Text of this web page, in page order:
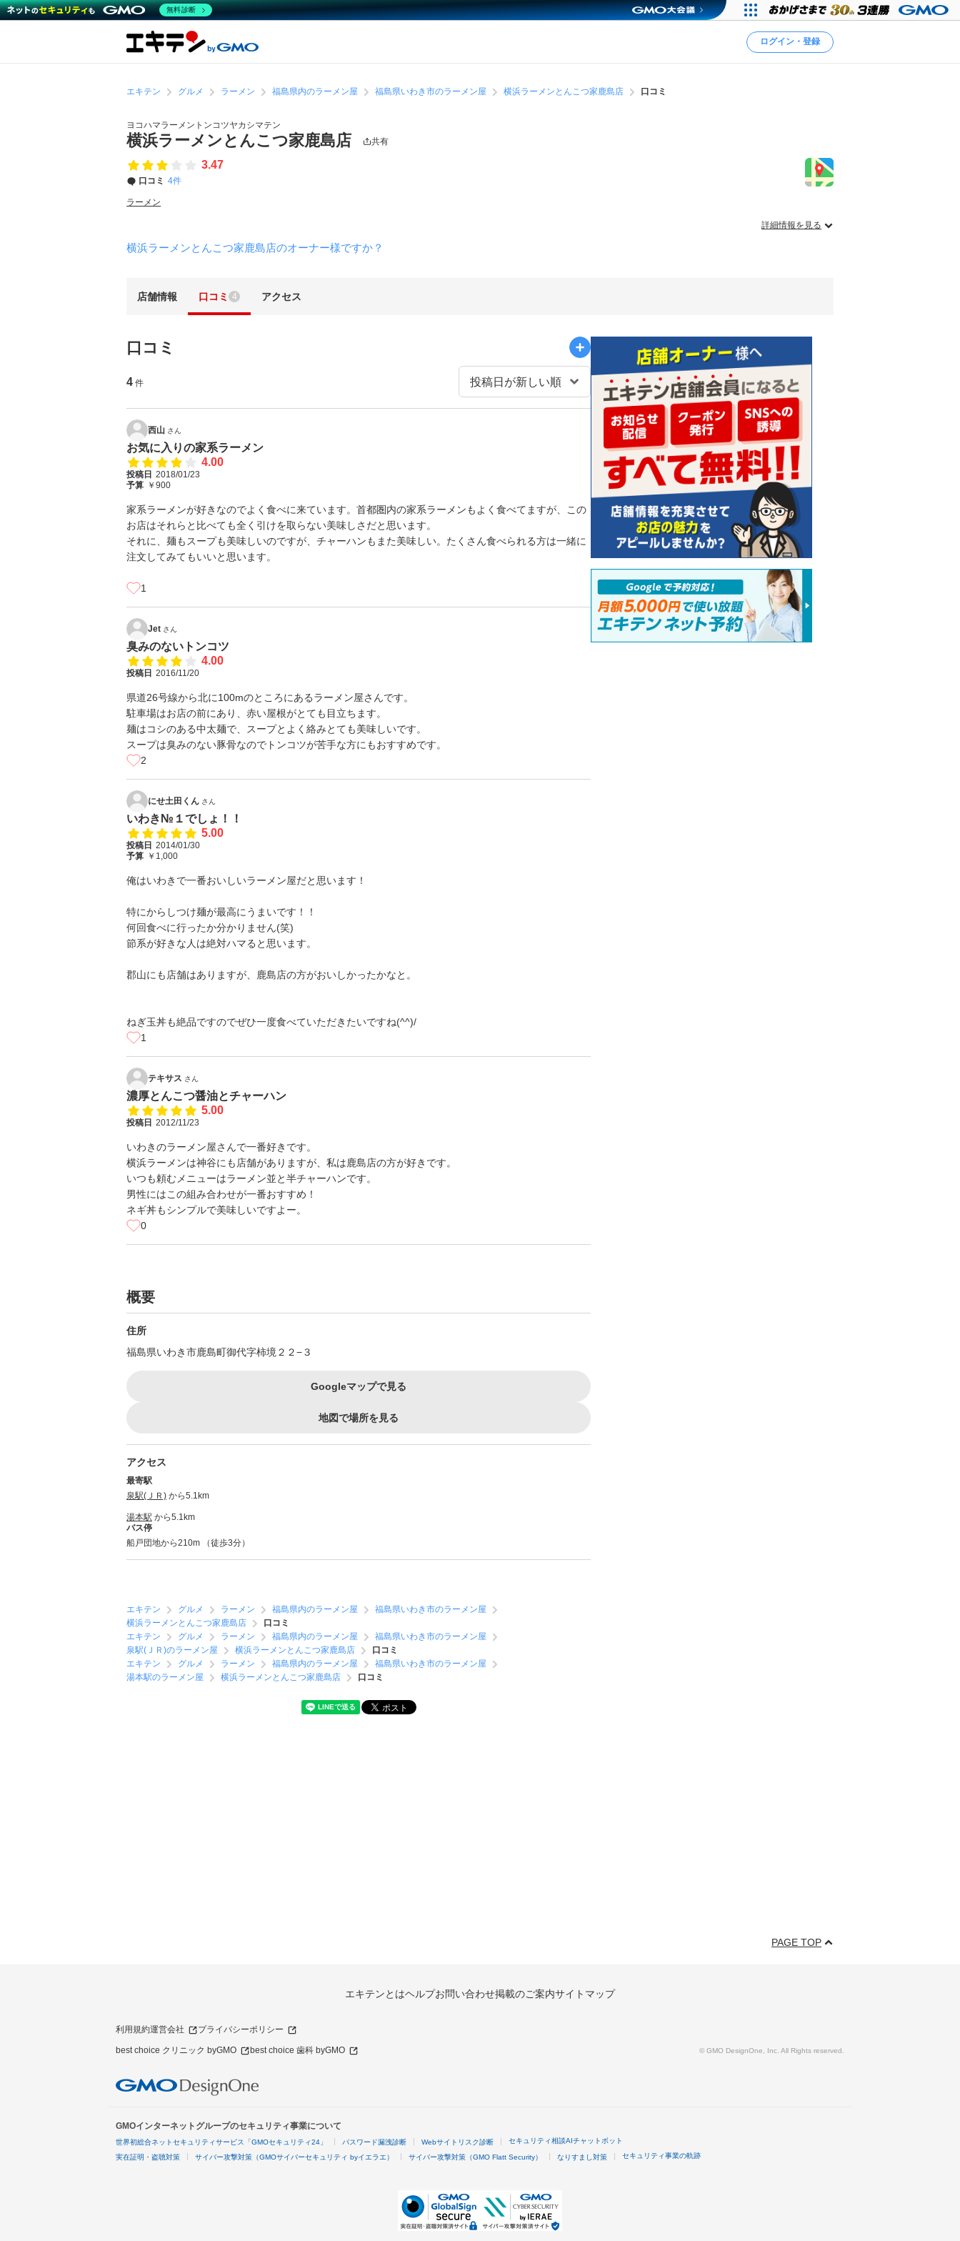
ログイン・登録
エキテン グルメ ラーメン 福島県内のラーメン屋 福島県いわき市のラーメン屋 横浜ラーメンとんこつ家鹿島店 口コミ
ヨコハマラーメントンコツヤカシマテン
横浜ラーメンとんこつ家鹿島店 共有
3.47
口コミ 4件
ラーメン
詳細情報を見る
横浜ラーメンとんこつ家鹿島店のオーナー様ですか？
店舗情報 口コミ 4 アクセス
口コミ
4 件
西山 さん
お気に入りの家系ラーメン
4.00
投稿日 2018/01/23
予算 ￥900
家系ラーメンが好きなのでよく食べに来ています。首都圏内の家系ラーメンもよく食べてますが、この
お店はそれらと比べても全く引けを取らない美味しさだと思います。
それに、麺もスープも美味しいのですが、チャーハンもまた美味しい。たくさん食べられる方は一緒に
注文してみてもいいと思います。
1
Jet さん
臭みのないトンコツ
4.00
投稿日 2016/11/20
県道26号線から北に100mのところにあるラーメン屋さんです。
駐車場はお店の前にあり、赤い屋根がとても目立ちます。
麺はコシのある中太麺で、スープとよく絡みとても美味しいです。
スープは臭みのない豚骨なのでトンコツが苦手な方にもおすすめです。
2
にせ土田くん さん
いわき№１でしょ！！
5.00
投稿日 2014/01/30
予算 ￥1,000
俺はいわきで一番おいしいラーメン屋だと思います！
特にからしつけ麺が最高にうまいです！！
何回食べに行ったか分かりません(笑)
節系が好きな人は絶対ハマると思います。
郡山にも店舗はありますが、鹿島店の方がおいしかったかなと。
ねぎ玉丼も絶品ですのでぜひ一度食べていただきたいですね(^^)/
1
テキサス さん
濃厚とんこつ醤油とチャーハン
5.00
投稿日 2012/11/23
いわきのラーメン屋さんで一番好きです。
横浜ラーメンは神谷にも店舗がありますが、私は鹿島店の方が好きです。
いつも頼むメニューはラーメン並と半チャーハンです。
男性にはこの組み合わせが一番おすすめ！
ネギ丼もシンプルで美味しいですよー。
0
概要
住所
福島県いわき市鹿島町御代字柿境２２−３
Googleマップで見る
地図で場所を見る
アクセス
最寄駅
泉駅(ＪＲ) から5.1km
湯本駅 から5.1km
バス停
船戸団地から210m （徒歩3分）
エキテン グルメ ラーメン 福島県内のラーメン屋
福島県いわき市のラーメン屋
横浜ラーメンとんこつ家鹿島店
口コミ
エキテン
グルメ ラーメン 福島県内のラーメン屋
福島県いわき市のラーメン屋
泉駅(ＪＲ)のラーメン屋
横浜ラーメンとんこつ家鹿島店
口コミ
エキテン
グルメ ラーメン 福島県内のラーメン屋
福島県いわき市のラーメン屋
湯本駅のラーメン屋
横浜ラーメンとんこつ家鹿島店 口コミ
PAGE TOP
エキテンとはヘルプお問い合わせ掲載のご案内サイトマップ
利用規約運営会社 プライバシーポリシー
best choice クリニック byGMO best choice 歯科 byGMO © GMO DesignOne, Inc. All Rights reserved.
GMOインターネットグループのセキュリティ事業について
世界初総合ネットセキュリティサービス「GMOセキュリティ24」 パスワード漏洩診断 Webサイトリスク診断 セキュリティ相談AIチャットボット
実在証明・盗聴対策 サイバー攻撃対策（GMOサイバーセキュリティ byイエラエ） サイバー攻撃対策（GMO Flatt Security） なりすまし対策 セキュリティ事業の軌跡
無料診断